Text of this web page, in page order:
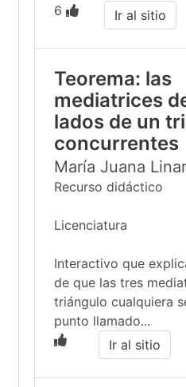
6
Ir al sitio
Teorema: las
mediatrices
lados de un
concurrentes
María Juana
Recurso didáctico
Licenciatura
Interactivo que
de que las tres
triángulo cualquiera
punto llamado...
Ir al sitio